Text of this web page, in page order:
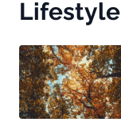
Lifestyle